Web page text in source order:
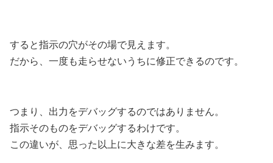
すると指示の穴がその場で見えます。
だから、一度も走らせないうちに修正できるのです。
つまり、出力をデバッグするのではありません。
指示そのものをデバッグするわけです。
この違いが、思った以上に大きな差を生みます。